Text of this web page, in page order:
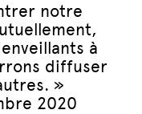
notre
à
diffuser
»
2020